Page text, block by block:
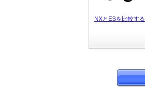
NXとESを比較する